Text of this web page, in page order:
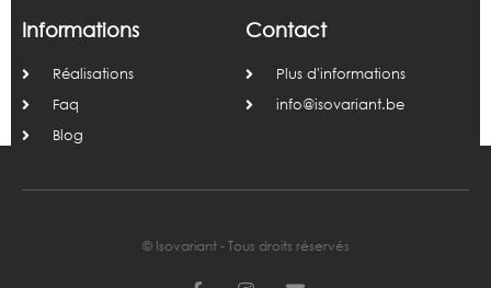
Informations
Réalisations
Faq
Blog
Contact
Plus d'informations
info@isovariant.be
© Isovariant - Tous droits réservés